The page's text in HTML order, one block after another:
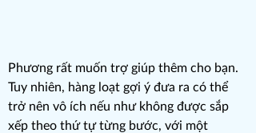
Phương rất muốn trợ giúp thêm cho bạn.
Tuy nhiên, hàng loạt gợi ý đưa ra có thể
trở nên vô ích nếu như không được sắp
xếp theo thứ tự từng bước, với một